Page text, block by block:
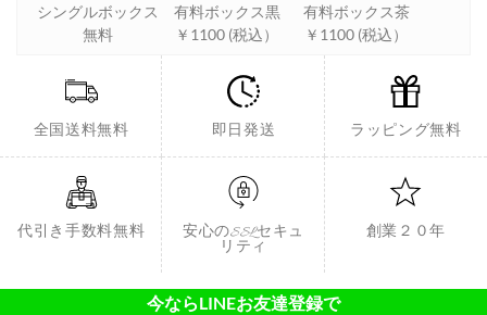
シングルボックス
無料
有料ボックス黒
￥1100 (税込）
有料ボックス茶
￥1100 (税込）
全国送料無料 即日発送 ラッピング無料
代引き手数料無料
安心のSSLセキュ
リティ
創業２０年
今ならLINEお友達登録で